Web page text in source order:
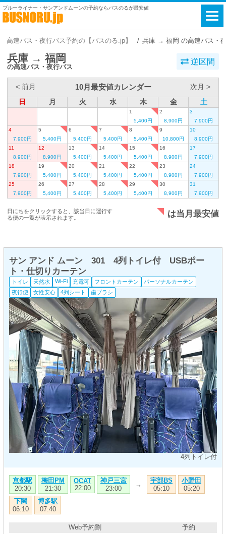
ブルーライナー・サンアンドムーンの予約ならバスのるが最安値
高速バス・夜行バス予約の【バスのる.jp】 兵庫 → 福岡 の高速バス・
兵庫 → 福岡
の高速バス・夜行バス
逆区間
< 前月 10月最安値カレンダー
次月 >
日
月 火 水 木 金 土
1
5,400円
2
8,900円
3
7,900円
4
7,900円
5
5,400円
6
5,400円
7
5,400円
8
5,400円
9
10,800円
10
8,900円
11
8,900円
12
8,900円
13
5,400円
14
5,400円
15
5,400円
16
8,900円
17
7,900円
18
7,900円
19
5,400円
20
5,400円
21
5,400円
22
5,400円
23
8,900円
24
7,900円
25
7,900円
26
5,400円
27
5,400円
28
5,400円
29
5,400円
30
8,900円
31
7,900円
日にちをクリックすると、該当日に運行す
る便の一覧が表示されます。
は当月最安値
4列トイレ付
サン アンド ムーン 301 4列トイレ付 USBポー
ト・仕切りカーテン
トイレ 天然水 Wi-Fi 充電可 フロントカーテン
パーソナルカーテン
夜行便
女性安心 4列シート 歯ブラシ
京都駅
20:30
梅田PM
21:30
OCAT
22:00
神戸三宮
23:00
→
宇部BS
05:10
小野田
05:20
下関
06:10
博多駅
07:40
Web予約割 予約